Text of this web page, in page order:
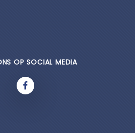
OP SOCIAL MEDIA